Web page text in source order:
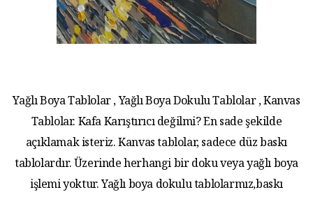
Yağlı Boya Tablolar , Yağlı Boya Dokulu Tablolar , Kanvas
Tablolar. Kafa Karıştırıcı değilmi? En sade şekilde
açıklamak isteriz. Kanvas tablolar, sadece düz baskı
tablolardır. Üzerinde herhangi bir doku veya yağlı boya
işlemi yoktur. Yağlı boya dokulu tablolarmız,baskı